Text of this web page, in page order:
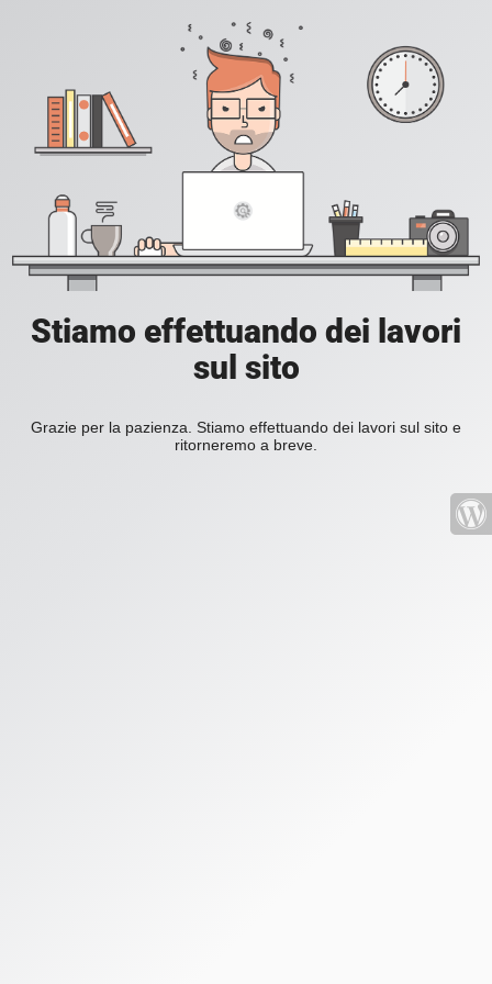
Stiamo effettuando dei lavori
sul sito
Grazie per la pazienza. Stiamo effettuando dei lavori sul sito e
ritorneremo a breve.